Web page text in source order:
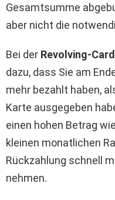
Gesamtsumme
aber nicht die
Bei der Revolving-Card
dazu, dass Sie am
mehr bezahlt haben,
Karte ausgegeben
einen hohen Betrag
kleinen monatlichen
Rückzahlung schnell
nehmen.